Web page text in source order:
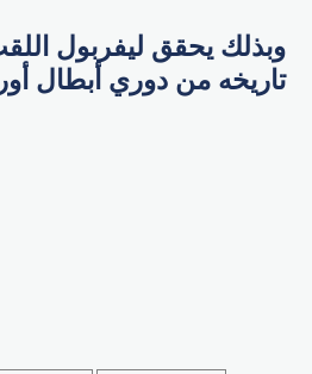
وبذلك يحقق ليفربول
تاريخه من دوري أبطال